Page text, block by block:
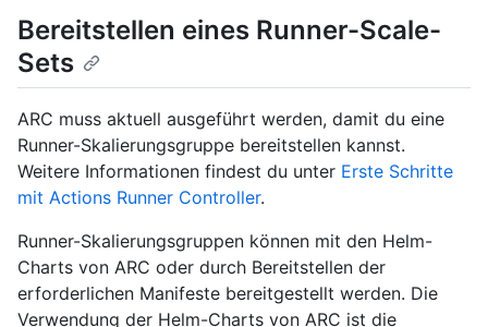
Bereitstellen eines Runner-Scale-
Sets
ARC muss aktuell ausgeführt werden, damit du eine
Runner-Skalierungsgruppe bereitstellen kannst.
Weitere Informationen findest du unter Erste Schritte
mit Actions Runner Controller.
Runner-Skalierungsgruppen können mit den Helm-
Charts von ARC oder durch Bereitstellen der
erforderlichen Manifeste bereitgestellt werden. Die
Verwendung der Helm-Charts von ARC ist die